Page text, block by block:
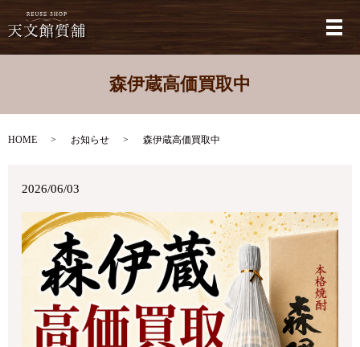
メ
森伊蔵高価買取中
HOME お知らせ 森伊蔵高価買取中
2026/06/03